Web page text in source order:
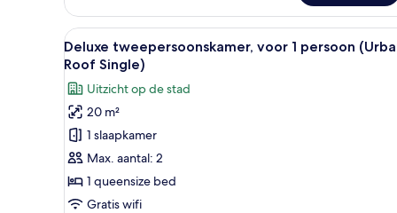
(
Family
&
Friends)
Alle
foto's
voor
Deluxe
tweepersoonskamer,
voor
1
persoon
(Urban
Een balkon met een glazen
10
Deluxe tweepersoonskamer, voor 1 persoon
Roof Single)
Uitzicht op de stad
20 m²
1 slaapkamer
Max. aantal: 2
1 queensize bed
Gratis wifi